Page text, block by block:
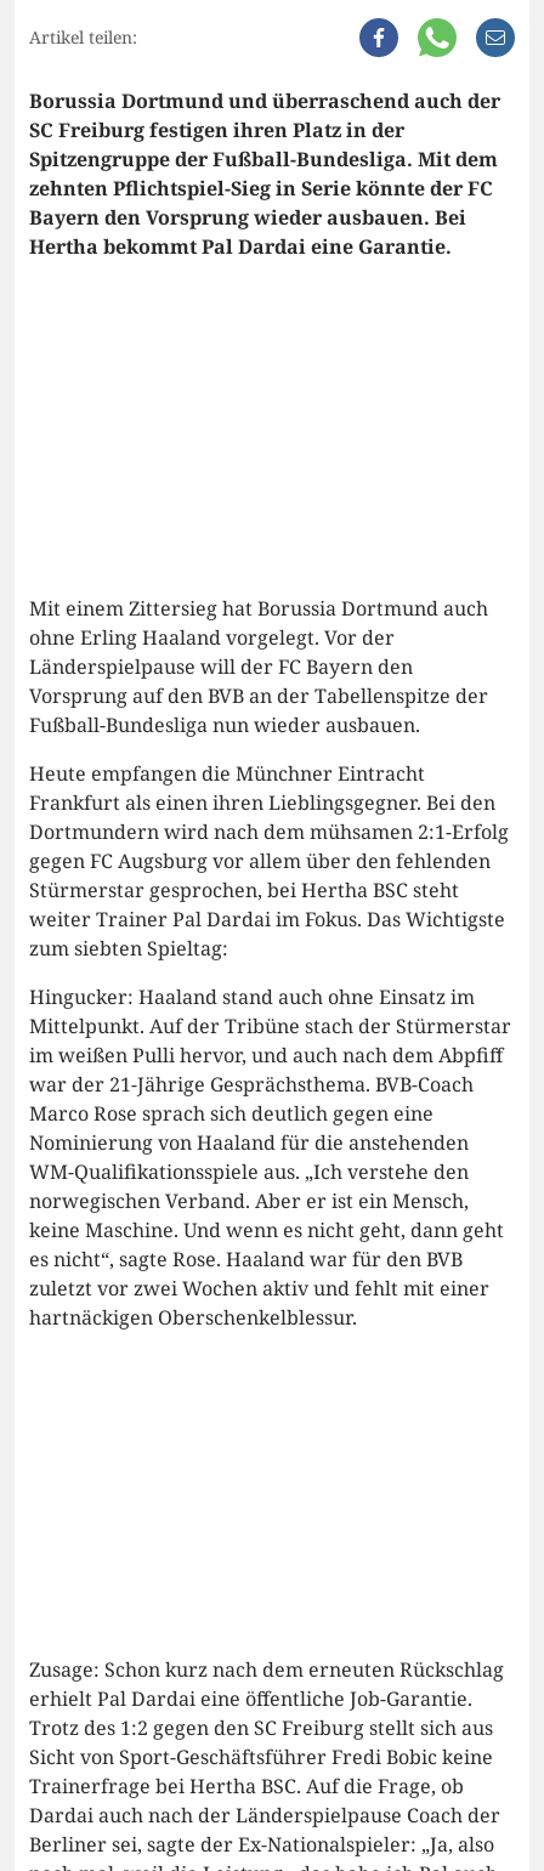
Artikel teilen:
Borussia Dortmund und überraschend auch der
SC Freiburg festigen ihren Platz in der
Spitzengruppe der Fußball-Bundesliga. Mit dem
zehnten Pflichtspiel-Sieg in Serie könnte der FC
Bayern den Vorsprung wieder ausbauen. Bei
Hertha bekommt Pal Dardai eine Garantie.
Mit einem Zittersieg hat Borussia Dortmund auch
ohne Erling Haaland vorgelegt. Vor der
Länderspielpause will der FC Bayern den
Vorsprung auf den BVB an der Tabellenspitze der
Fußball-Bundesliga nun wieder ausbauen.
Heute empfangen die Münchner Eintracht
Frankfurt als einen ihren Lieblingsgegner. Bei den
Dortmundern wird nach dem mühsamen 2:1-Erfolg
gegen FC Augsburg vor allem über den fehlenden
Stürmerstar gesprochen, bei Hertha BSC steht
weiter Trainer Pal Dardai im Fokus. Das Wichtigste
zum siebten Spieltag:
Hingucker: Haaland stand auch ohne Einsatz im
Mittelpunkt. Auf der Tribüne stach der Stürmerstar
im weißen Pulli hervor, und auch nach dem Abpfiff
war der 21-Jährige Gesprächsthema. BVB-Coach
Marco Rose sprach sich deutlich gegen eine
Nominierung von Haaland für die anstehenden
WM-Qualifikationsspiele aus. „Ich verstehe den
norwegischen Verband. Aber er ist ein Mensch,
keine Maschine. Und wenn es nicht geht, dann geht
es nicht“, sagte Rose. Haaland war für den BVB
zuletzt vor zwei Wochen aktiv und fehlt mit einer
hartnäckigen Oberschenkelblessur.
Zusage: Schon kurz nach dem erneuten Rückschlag
erhielt Pal Dardai eine öffentliche Job-Garantie.
Trotz des 1:2 gegen den SC Freiburg stellt sich aus
Sicht von Sport-Geschäftsführer Fredi Bobic keine
Trainerfrage bei Hertha BSC. Auf die Frage, ob
Dardai auch nach der Länderspielpause Coach der
Berliner sei, sagte der Ex-Nationalspieler: „Ja, also